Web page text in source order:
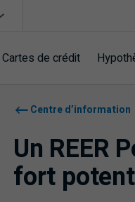
Cartes de crédit
Centre d’information
Un REER
fort